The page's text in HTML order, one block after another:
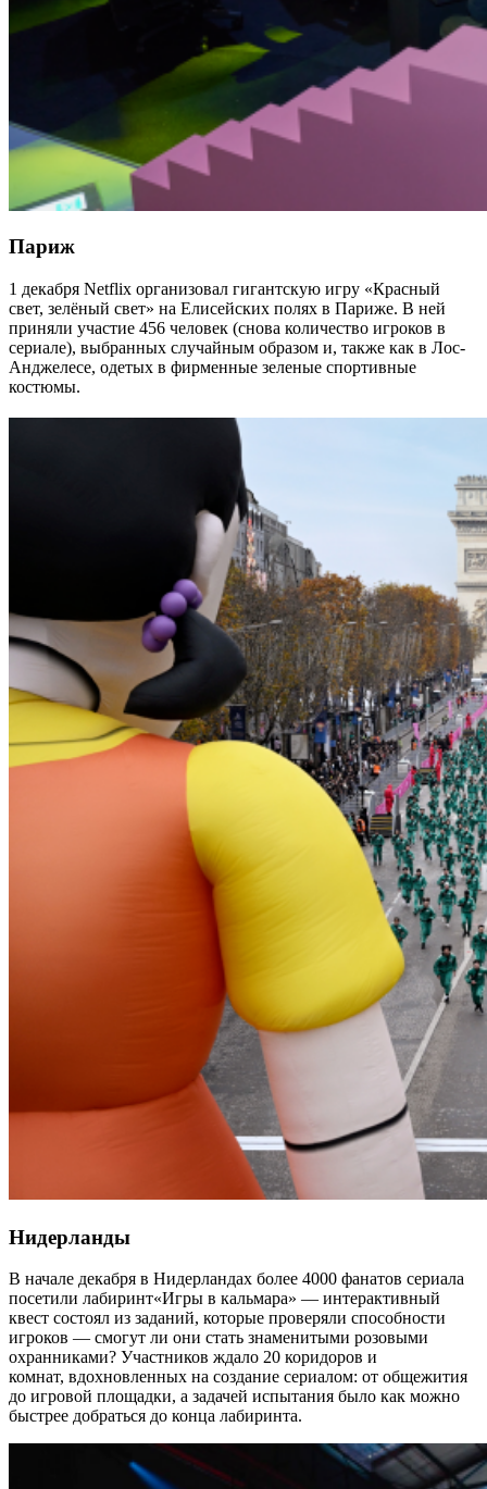
Париж
1 декабря Netflix организовал гигантскую игру «Красный
свет, зелёный свет» на Елисейских полях в Париже. В ней
приняли участие 456 человек (снова количество игроков в
сериале), выбранных случайным образом и, также как в Лос-
Анджелесе, одетых в фирменные зеленые спортивные
костюмы.
Нидерланды
В начале декабря в Нидерландах более 4000 фанатов сериала
посетили лабиринт«Игры в кальмара» — интерактивный
квест состоял из заданий, которые проверяли способности
игроков — смогут ли они стать знаменитыми розовыми
охранниками? Участников ждало 20 коридоров и
комнат, вдохновленных на создание сериалом: от общежития
до игровой площадки, а задачей испытания было как можно
быстрее добраться до конца лабиринта.